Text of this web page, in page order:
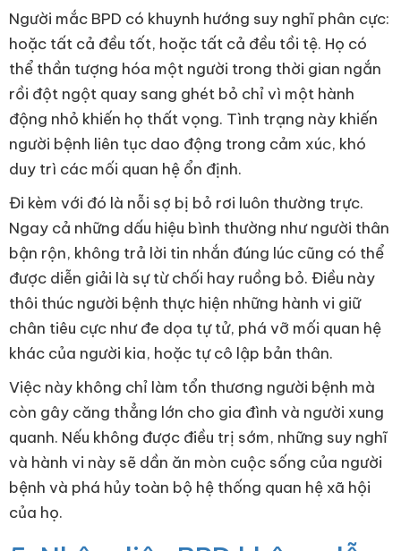
Người mắc BPD có khuynh hướng suy nghĩ phân cực:
hoặc tất cả đều tốt, hoặc tất cả đều tồi tệ. Họ có
thể thần tượng hóa một người trong thời gian ngắn
rồi đột ngột quay sang ghét bỏ chỉ vì một hành
động nhỏ khiến họ thất vọng. Tình trạng này khiến
người bệnh liên tục dao động trong cảm xúc, khó
duy trì các mối quan hệ ổn định.
Đi kèm với đó là nỗi sợ bị bỏ rơi luôn thường trực.
Ngay cả những dấu hiệu bình thường như người thân
bận rộn, không trả lời tin nhắn đúng lúc cũng có thể
được diễn giải là sự từ chối hay ruồng bỏ. Điều này
thôi thúc người bệnh thực hiện những hành vi giữ
chân tiêu cực như đe dọa tự tử, phá vỡ mối quan hệ
khác của người kia, hoặc tự cô lập bản thân.
Việc này không chỉ làm tổn thương người bệnh mà
còn gây căng thẳng lớn cho gia đình và người xung
quanh. Nếu không được điều trị sớm, những suy nghĩ
và hành vi này sẽ dần ăn mòn cuộc sống của người
bệnh và phá hủy toàn bộ hệ thống quan hệ xã hội
của họ.